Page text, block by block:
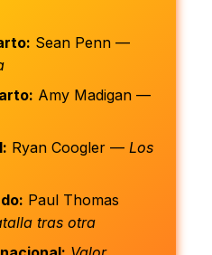
Sean Penn —
Amy Madigan —
Ryan Coogler — Los
Paul Thomas
tras otra